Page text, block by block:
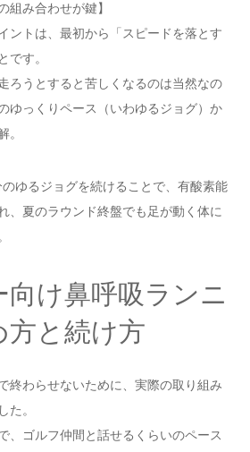
組み合わせが鍵】
ントは、最初から「スピードを落とす
です。
ろうとすると苦しくなるのは当然なの
ゆっくりペース（いわゆるジョグ）か
。
ゆるジョグを続けることで、有酸素能
、夏のラウンド終盤でも足が動く体に
向け鼻呼吸ランニ
方と続け方
終わらせないために、実際の取り組み
た。
、ゴルフ仲間と話せるくらいのペース